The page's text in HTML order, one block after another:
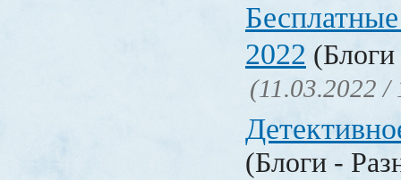
2022
(11.03.2022 /
(Блоги -